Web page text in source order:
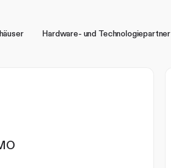
Hardware- und Technologiepartner